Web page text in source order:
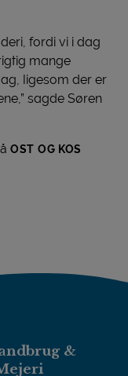
fordi vi i dag
mange
ligesom der er
sagde Søren
OST OG KOS
&